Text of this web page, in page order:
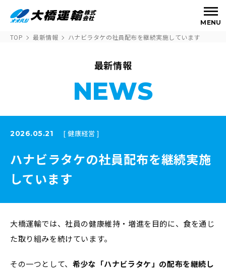
MENU
TOP 最新情報 ハナビラタケの社員配布を継続実施しています
最新情報
NEWS
2026.05.21 [ 健康経営 ]
ハナビラタケの社員配布を継続実施
しています
大橋運輸では、社員の健康維持・増進を目的に、食を通じ
た取り組みを続けています。
その一つとして、 希少な「ハナビラタケ」の配布を継続し